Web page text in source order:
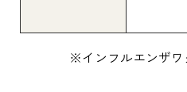
※インフルエンザワ